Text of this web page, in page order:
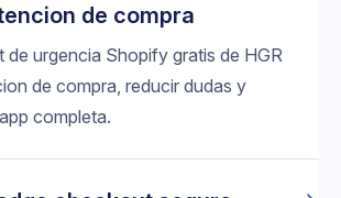
de compra
de urgencia Shopify gratis de HGR
de compra, reducir dudas y
completa.